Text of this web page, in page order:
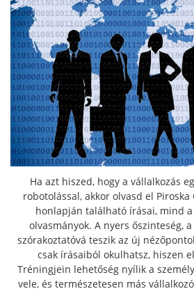
Ha azt hiszed, hogy a vállalkozás
robotolással, akkor olvasd el
honlapján található írásai, mind a
olvasmányok. A nyers őszinteség,
szórakoztatóvá teszik az új
csak írásaiból okulhatsz, hiszen
Tréningjein lehetőség nyílik a
vele, és természetesen más